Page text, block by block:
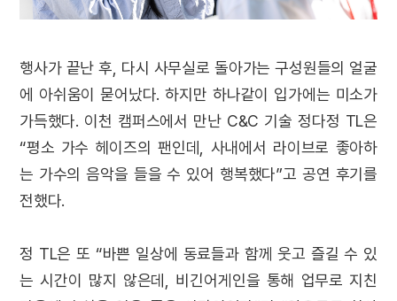
행사가 끝난 후, 다시 사무실로 돌아가는 구성원들의 얼굴
에 아쉬움이 묻어났다. 하지만 하나같이 입가에는 미소가
가득했다. 이천 캠퍼스에서 만난 C&C 기술 정다정 TL은
“평소 가수 헤이즈의 팬인데, 사내에서 라이브로 좋아하
는 가수의 음악을 들을 수 있어 행복했다”고 공연 후기를
전했다.
정 TL은 또 “바쁜 일상에 동료들과 함께 웃고 즐길 수 있
는 시간이 많지 않은데, 비긴어게인을 통해 업무로 지친